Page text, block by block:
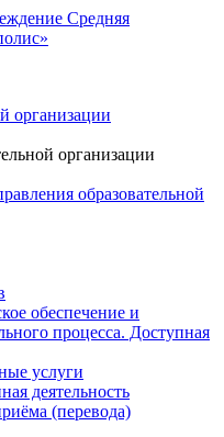
Средняя
организации
организации
образовательной
обеспечение и
процесса. Доступная
услуги
деятельность
(перевода)